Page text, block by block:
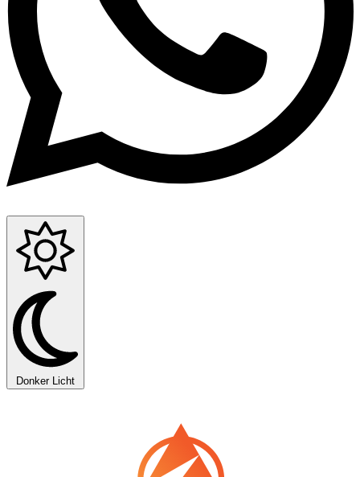
Donker Licht